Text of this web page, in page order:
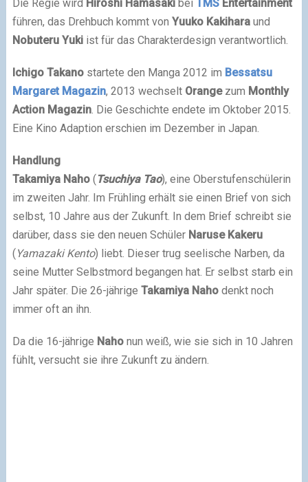
Die Regie wird Hiroshi Hamasakibei TMSEntertainment
führen, das Drehbuch kommt von Yuuko Kakiharaund
Nobuteru Yukiist für das Charakterdesign verantwortlich.
Ichigo Takanostartete den Manga 2012 im Bessatsu
Margaret Magazin, 2013 wechseltOrangezum Monthly
Action Magazin. Die Geschichte endete im Oktober 2015.
Eine Kino Adaption erschien im Dezember in Japan.
Handlung
Takamiya Naho(Tsuchiya Tao), eine Oberstufenschülerin
im zweiten Jahr. Im Frühling erhält sie einen Brief von sich
selbst, 10 Jahre aus der Zukunft. In dem Brief schreibt sie
darüber, dass sie den neuen Schüler Naruse Kakeru
(Yamazaki Kento) liebt. Dieser trug seelische Narben, da
seine Mutter Selbstmord begangen hat. Er selbst starb ein
Jahr später. Die 26-jährige Takamiya Nahodenkt noch
immer oft an ihn.
Da die 16-jährige Nahonun weiß, wie sie sich in 10 Jahren
fühlt, versucht sie ihre Zukunft zu ändern.